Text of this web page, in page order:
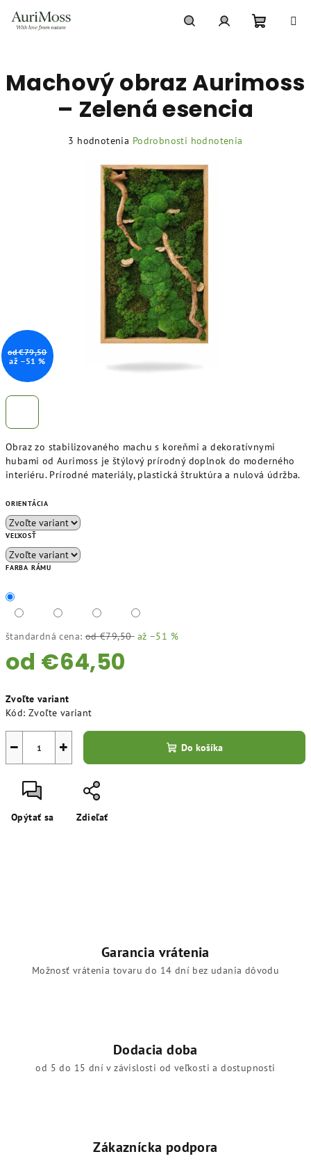
košík
Obraz zo stabilizovaného machu s koreňmi a dekoratívnymi
hubami od Aurimoss je štýlový prírodný doplnok do moderného
interiéru. Prírodné materiály, plastická štruktúra a nulová údržba.
ORIENTÁCIA
VEĽKOSŤ
FARBA RÁMU
štandardná cena: od €79,50 až –51 %
od €64,50
cena:
Zvoľte variant
Kód: Zvoľte variant
+
− Do košíka
Opýtať sa Zdieľať
Machový obraz Aurimoss
– Zelená esencia
Priemerné
produktu
hviezdičiek.
3 hodnotenia Podrobnosti hodnotenia
od €79,50
až –51 %
Garancia vrátenia
Možnosť vrátenia tovaru do 14 dní bez udania dôvodu
Dodacia doba
od 5 do 15 dní v závislosti od veľkosti a dostupnosti
Zákaznícka podpora